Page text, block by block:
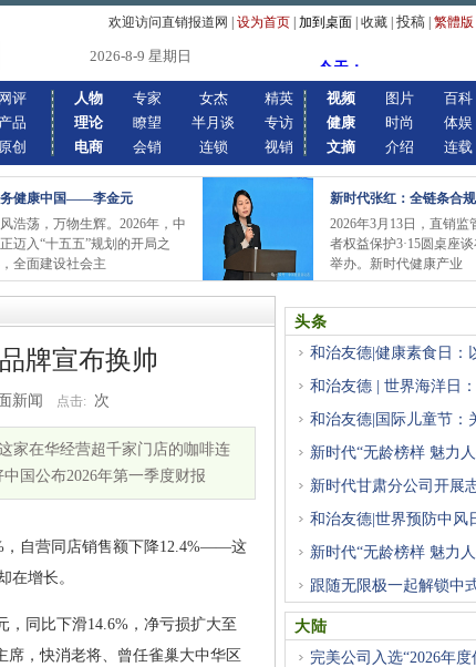
欢迎访问直销报道网 设为首页 加到桌面 收藏 投稿 繁體版
2026-8-9 星期日
网评
产品
原创
人物
理论
电商
专家
瞭望
会销
女杰
半月谈
连锁
精英
专访
视销
视频
健康
文摘
图片
时尚
介绍
百科
体娱
连载
健康中国——李金元
浩荡，万物生辉。2026年，中
迈入“十五五”规划的开局之
全面建设社会主
新时代张红：全链条合规
2026年3月13日，直销监
者权益保护3·15圆桌座
举办。新时代健康产业
牌宣布换帅
新闻 点击: 次
家在华经营超千家门店的咖啡连
国公布2026年第一季度财报
，自营同店销售额下降12.4%——这
在增长。
，同比下滑14.6%，净亏损扩大至
，快消老将、曾任雀巢大中华区
头条
和治友德|健康素食日：
和治友德 | 世界海洋日
和治友德|国际儿童节：
新时代“无龄榜样 魅力
新时代甘肃分公司开展
和治友德|世界预防中风
新时代“无龄榜样 魅力
跟随无限极一起解锁中
大陆
完美公司入选“2026年度